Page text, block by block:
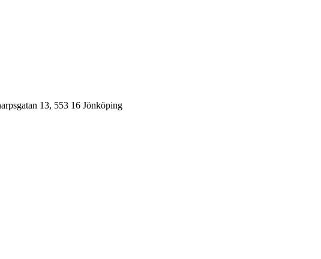
13, 553 16 Jönköping